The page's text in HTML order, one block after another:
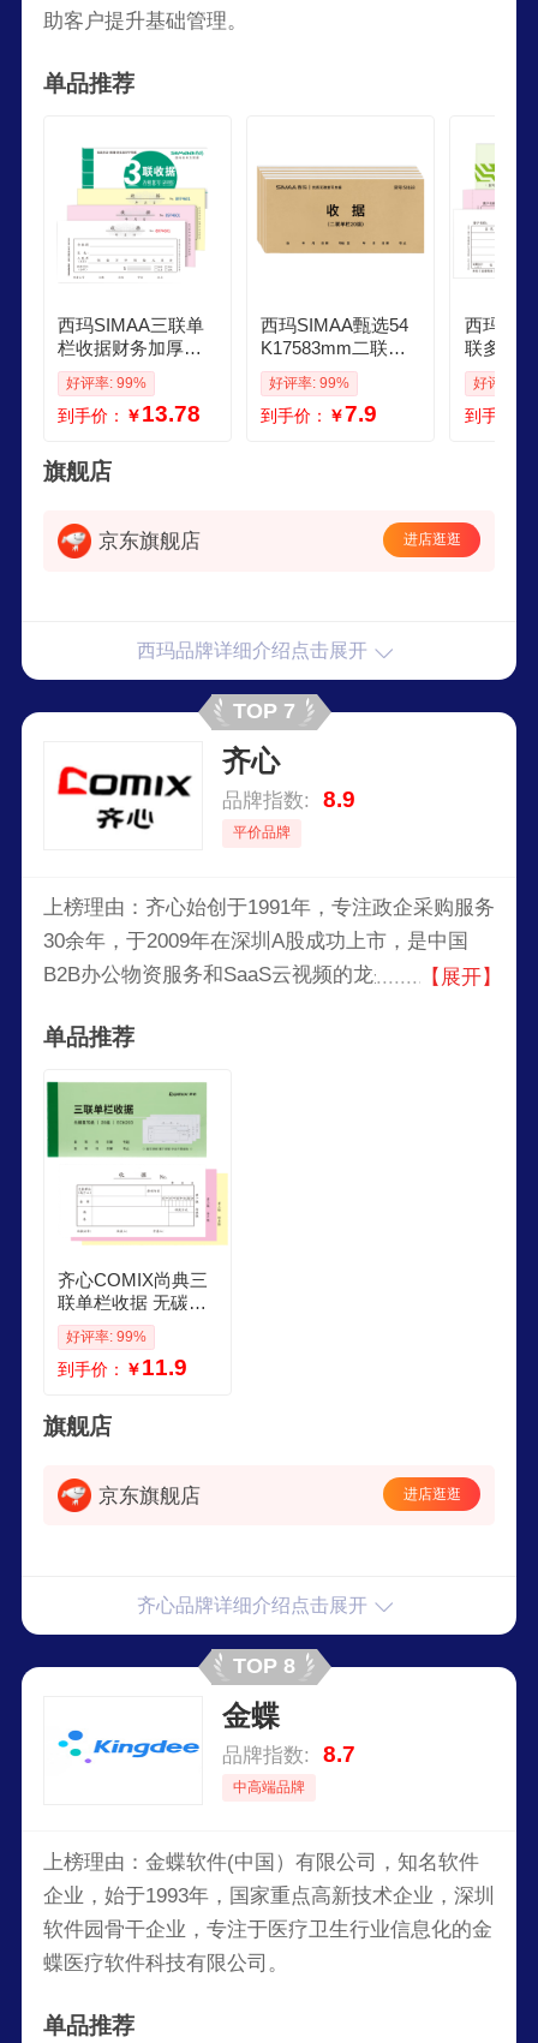
助客户提升基础管理。
单品推荐
西玛SIMAA三联单
栏收据财务加厚手
写收据单收款办公
用品17585mm无碳
复写 20组本 10本装
好评率: 99%
到手价： ￥13.78
西玛SIMAA甄选54
K17583mm二联单
栏收据本 无碳复写
收款收据 打印手写
收据单样本54K 20
好评率: 99%
到手价： ￥7.9
西玛
联多栏
组10本
5mm 优尚精品 无碳
复写收
好评率:
到手价：
旗舰店
京东旗舰店 进店逛逛
西玛品牌详细介绍点击展开
TOP 7
齐心
品牌指数: 8.9
平价品牌
上榜理由：齐心始创于1991年，专注政企采购服务
30余年，于2009年在深圳A股成功上市，是中国
B2B办公物资服务和SaaS云视频的龙头企业，服
集采为核心，品牌新文具和品牌云视频为护城河，
以高附加值商品供应链和全链路数字化为底座，打
造全场景、全产链、数智化的企业服务平台。通过
持续叠加商品品类与服务，齐心集团不断满足企业
级客户的一站式采购需求。
【展开】
单品推荐
齐心COMIX尚典三
联单栏收据 无碳复
写单据17583mm 20
组本 财会用品 经济
款10本装 ECK203
好评率: 99%
到手价： ￥11.9
旗舰店
京东旗舰店 进店逛逛
齐心品牌详细介绍点击展开
TOP 8
金蝶
品牌指数: 8.7
中高端品牌
上榜理由：金蝶软件(中国）有限公司，知名软件
企业，始于1993年，国家重点高新技术企业，深圳
软件园骨干企业，专注于医疗卫生行业信息化的金
蝶医疗软件科技有限公司。
单品推荐